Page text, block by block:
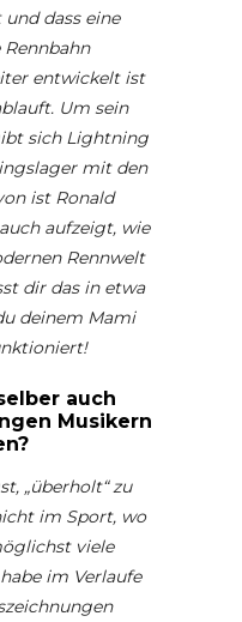
dass eine
entwickelt ist
Um sein
sich Lightning
mit den
ist Ronald
aufzeigt, wie
Rennwelt
dir das in etwa
deinem Mami
auch
Musikern
„überholt“ zu
im Sport, wo
viele
im Verlaufe